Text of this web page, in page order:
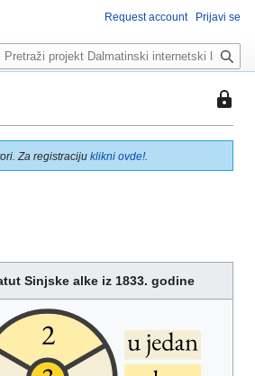
This
is
Za registraciju klikni ovde!
Sinjske alke iz 1833. godine
Request account Prijavi se